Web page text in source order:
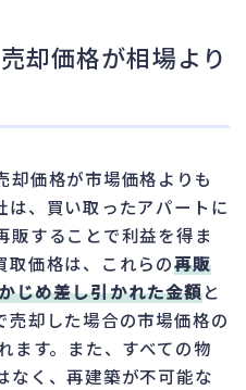
却価格が相場より
却価格が市場価格よりも
は、買い取ったアパートに
販することで利益を得ま
取価格は、これらの再販
じめ差し引かれた金額と
売却した場合の市場価格の
ます。また、すべての物
なく、再建築が不可能な